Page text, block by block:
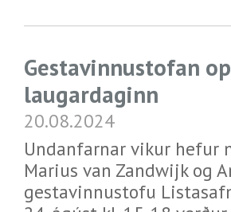
Gestavinnustofan
laugardaginn
20.08.2024
Undanfarnar vikur hefur
Marius van Zandwijk og
gestavinnustofu